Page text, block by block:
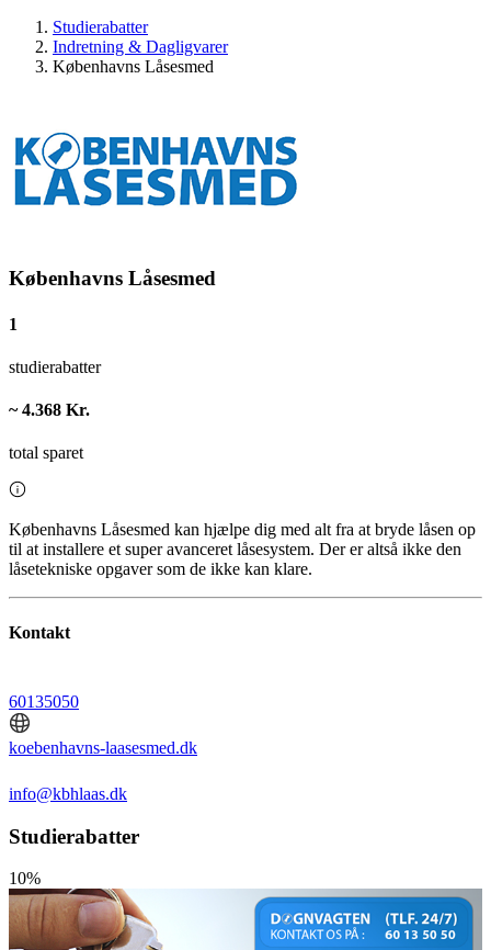
Studierabatter
Indretning & Dagligvarer
Københavns Låsesmed
Københavns Låsesmed
1
studierabatter
~ 4.368 Kr.
total sparet
Københavns Låsesmed kan hjælpe dig med alt fra at bryde låsen op
til at installere et super avanceret låsesystem. Der er altså ikke den
låsetekniske opgaver som de ikke kan klare.
Kontakt
60135050
koebenhavns-laasesmed.dk
info@kbhlaas.dk
Studierabatter
10%